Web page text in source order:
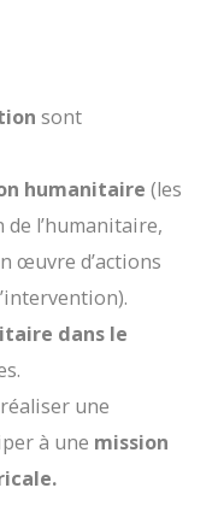
sont
humanitaire (les
de l’humanitaire,
œuvre d’actions
dans le
une
à une mission